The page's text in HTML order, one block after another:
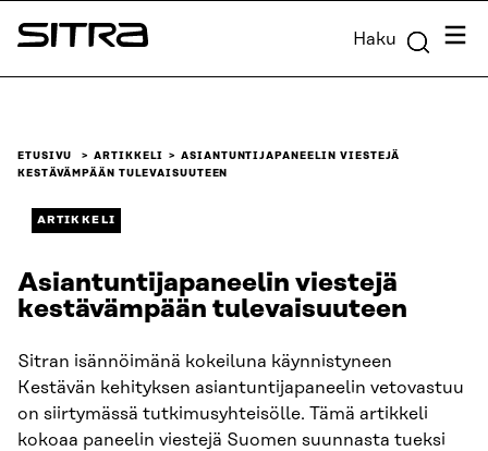
Siirry
suoraan
Sitra Haku
ETUSIVU ARTIKKELI
ASIANTUNTIJAPANEELIN VIESTEJÄ
KESTÄVÄMPÄÄN TULEVAISUUTEEN
ARTIKKELI
Asiantuntijapaneelin viestejä
kestävämpään tulevaisuuteen
Sitran isännöimänä kokeiluna käynnistyneen
Kestävän kehityksen asiantuntijapaneelin vetovastuu
on siirtymässä tutkimusyhteisölle. Tämä artikkeli
kokoaa paneelin viestejä Suomen suunnasta tueksi